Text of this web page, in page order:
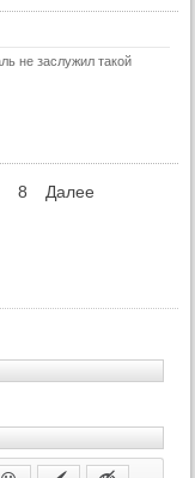
не заслужил такой
8 Далее